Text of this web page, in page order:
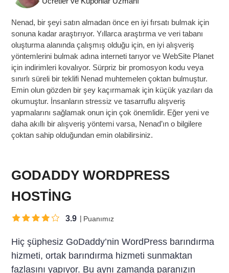
Nenad, bir şeyi satın almadan önce en iyi fırsatı bulmak için
sonuna kadar araştırıyor. Yıllarca araştırma ve veri tabanı
oluşturma alanında çalışmış olduğu için, en iyi alışveriş
yöntemlerini bulmak adına interneti tarıyor ve WebSite Planet
için indirimleri kovalıyor. Sürpriz bir promosyon kodu veya
sınırlı süreli bir teklifi Nenad muhtemelen çoktan bulmuştur.
Emin olun gözden bir şey kaçırmamak için küçük yazıları da
okumuştur. İnsanların stressiz ve tasarruflu alışveriş
yapmalarını sağlamak onun için çok önemlidir. Eğer yeni ve
daha akıllı bir alışveriş yöntemi varsa, Nenad’ın o bilgilere
çoktan sahip olduğundan emin olabilirsiniz.
GODADDY WORDPRESS
HOSTING
3.9 Puanımız
Hiç şüphesiz GoDaddy’nin WordPress barındırma
hizmeti, ortak barındırma hizmeti sunmaktan
fazlasını yapıyor. Bu aynı zamanda paranızın